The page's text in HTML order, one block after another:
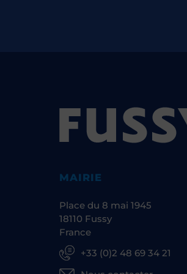
MAIRIE
Place du 8 mai 1945
18110 Fussy
France
+33 (0)2 48 69 34 21